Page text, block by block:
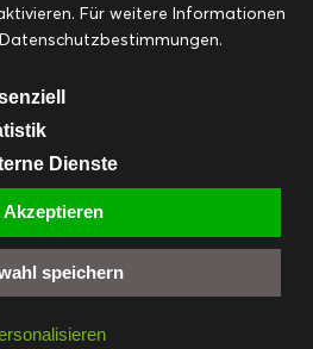
Kategorie Ostern Resteküche
SliderStartseite
Vorspeisen
& Suppen
& Events
PINTEREST
EMAIL
Für weitere Informationen
Dienste
speichern